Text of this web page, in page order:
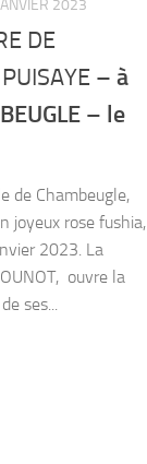
2023
DE
– à
– le
de Chambeugle,
joyeux rose fushia,
2023. La
ouvre la
ses...